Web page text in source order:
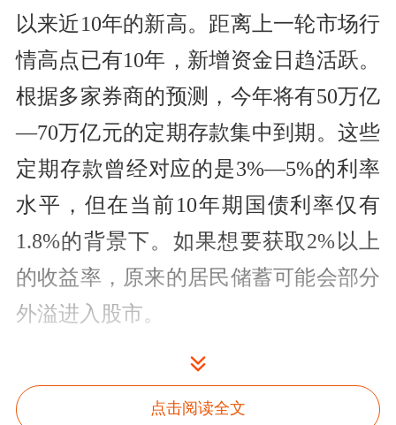
以来近10年的新高。距离上一轮市场行
情高点已有10年，新增资金日趋活跃。
根据多家券商的预测，今年将有50万亿
—70万亿元的定期存款集中到期。这些
定期存款曾经对应的是3%—5%的利率
水平，但在当前10年期国债利率仅有
1.8%的背景下。如果想要获取2%以上
的收益率，原来的居民储蓄可能会部分
外溢进入股市。
事实上，当牛市预期形成之后，投资者
的考验才真正开始。因为身边暴富的故
点击阅读全文